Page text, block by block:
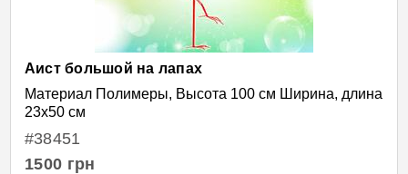
Аист большой на лапах
Материал Полимеры, Высота 100 см Ширина, длина
23х50 см
#38451
1500 грн